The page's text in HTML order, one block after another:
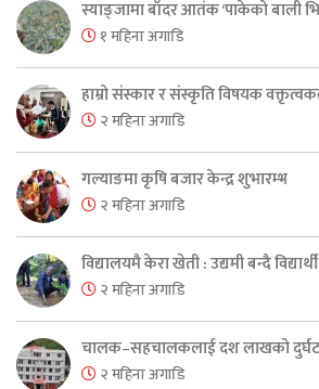
स्याङ्जामा बाँदर आतंक ‘पाकेको बाली
१ महिना अगाडि
हाम्रो संस्कार र संस्कृति विषयक
२ महिना अगाडि
गल्याङमा कृषि बजार केन्द्र शुभारम्भ
२ महिना अगाडि
विद्यालयमै केरा खेती : उद्यमी बन्दै विद्यार्थी
२ महिना अगाडि
चालक–सहचालकलाई दश लाखको
२ महिना अगाडि